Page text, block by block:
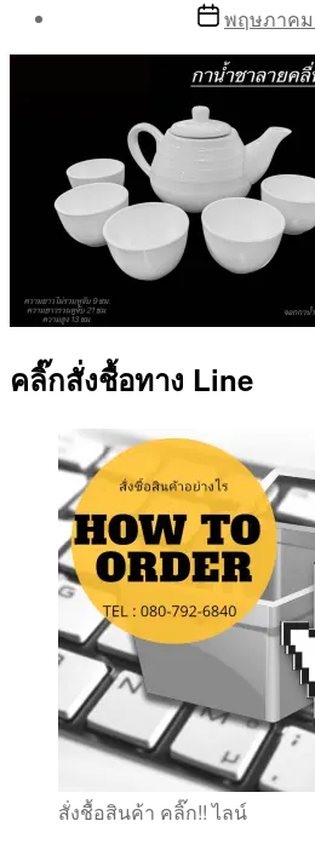
By
Postพฤษภาคม
คลิ๊กสั่งชื้อทาง Line
สั่งชื้อสินค้า คลิ๊ก!! ไลน์